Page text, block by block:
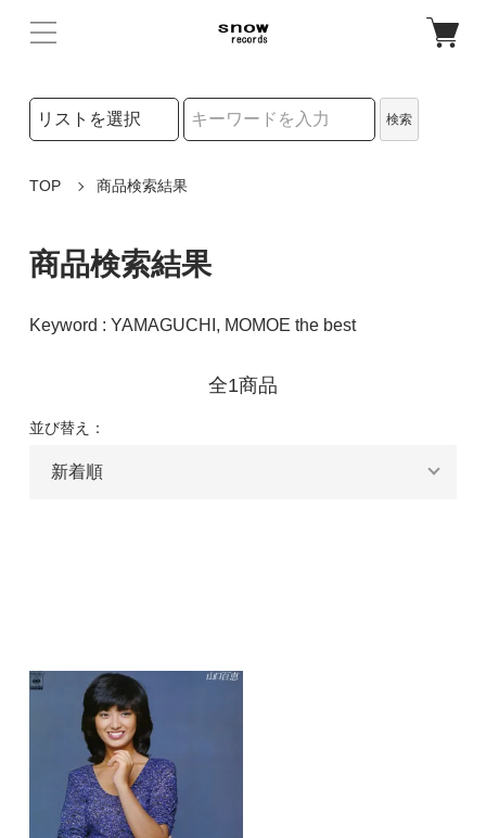
検索リストの選択
検索
TOP 商品検索結果
商品検索結果
Keyword : YAMAGUCHI, MOMOE the best
全1商品
並び替え：